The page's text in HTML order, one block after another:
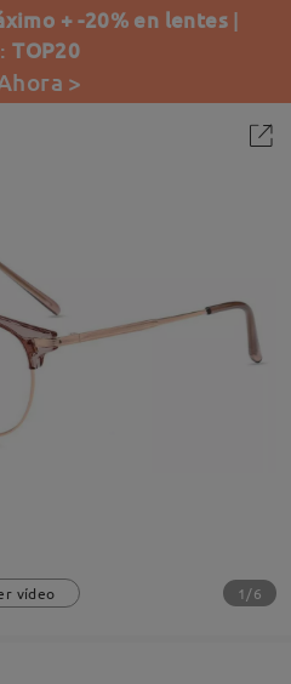
+ -20% en lentes |
TOP20
>
vídeo 1/6